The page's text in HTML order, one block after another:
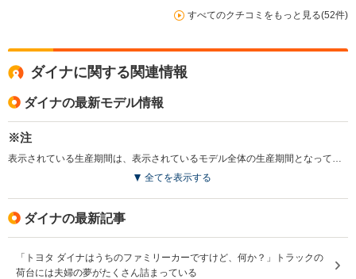
すべてのクチコミをもっと見る(52件)
ダイナに関する関連情報
ダイナの最新モデル情報
※注
全てを表示する
ダイナの最新記事
「トヨタ ダイナはうちのファミリーカーですけど、何か？」トラックの
荷台には夫婦の夢がたくさん詰まっている